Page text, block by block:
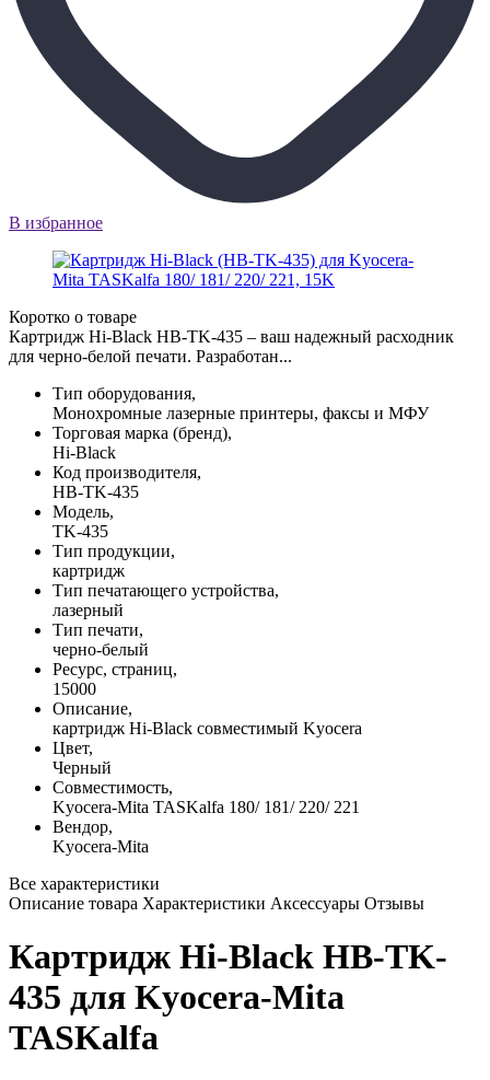
В избранное
Коротко о товаре
Картридж Hi-Black HB-TK-435 – ваш надежный расходник
для черно-белой печати. Разработан...
Тип оборудования,
Монохромные лазерные принтеры, факсы и МФУ
Торговая марка (бренд),
Hi-Black
Код производителя,
HB-TK-435
Модель,
TK-435
Тип продукции,
картридж
Тип печатающего устройства,
лазерный
Тип печати,
черно-белый
Ресурс, страниц,
15000
Описание,
картридж Hi-Black совместимый Kyocera
Цвет,
Черный
Совместимость,
Kyocera-Mita TASKalfa 180/ 181/ 220/ 221
Вендор,
Kyocera-Mita
Все характеристики
Описание товара Характеристики Аксессуары Отзывы
Картридж Hi-Black HB-TK-
435 для Kyocera-Mita
TASKalfa